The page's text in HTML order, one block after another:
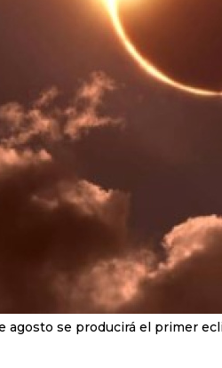
agosto se producirá el primer